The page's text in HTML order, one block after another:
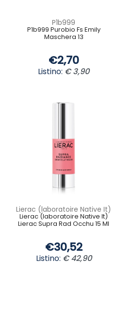
P1b999
P1b999 Purobio Fs Emily
Maschera 13
€2,70
Listino: € 3,90
Lierac (laboratoire Native It)
Lierac (laboratoire Native It)
Lierac Supra Rad Occhu 15 Ml
€30,52
Listino: € 42,90